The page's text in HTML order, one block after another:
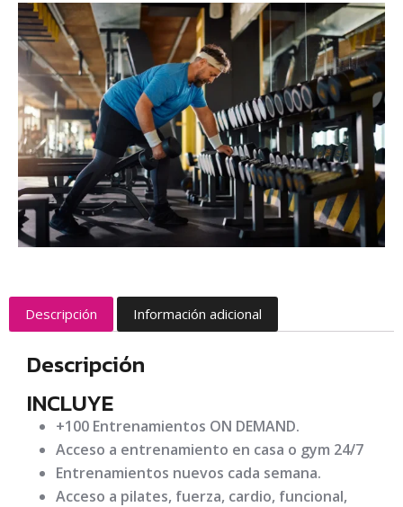
Descripción Información adicional
Descripción
INCLUYE
+100 Entrenamientos ON DEMAND.
Acceso a entrenamiento en casa o gym 24/7
Entrenamientos nuevos cada semana.
Acceso a pilates, fuerza, cardio, funcional,